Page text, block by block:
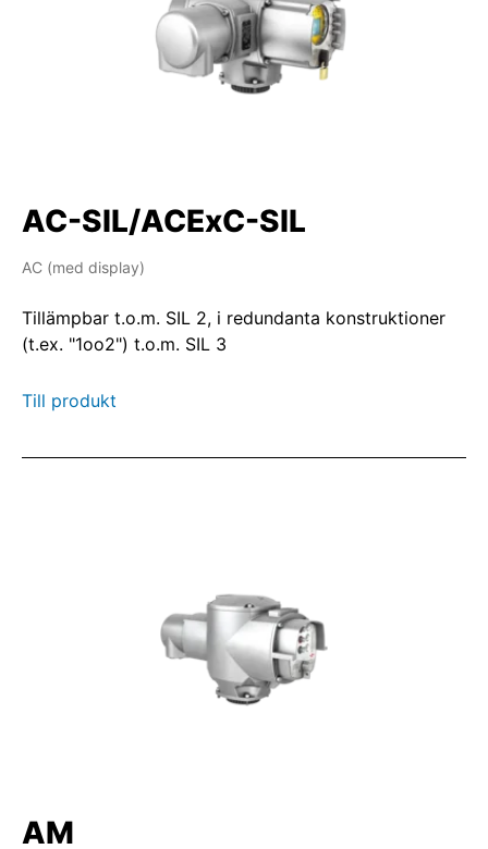
AC-SIL/ACExC-SIL
AC (med display)
Tillämpbar t.o.m. SIL 2, i redundanta konstruktioner
(t.ex. "1oo2") t.o.m. SIL 3
Till produkt
AM